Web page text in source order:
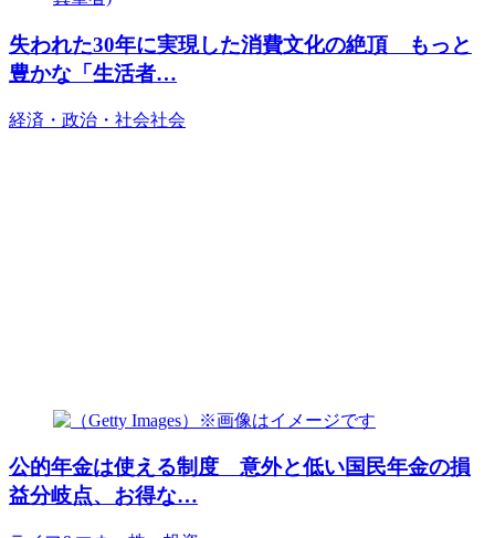
失われた30年に実現した消費文化の絶頂 もっと
豊かな「生活者…
経済・政治・社会社会
公的年金は使える制度 意外と低い国民年金の損
益分岐点、お得な…